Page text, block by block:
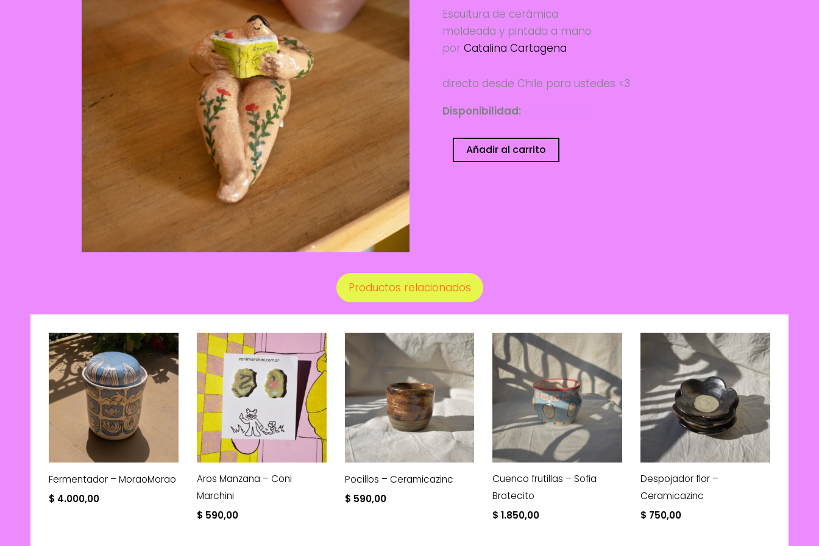
Escultura de cerámica
moldeada y pintada a mano
por Catalina Cartagena
directo desde Chile para ustedes <3
Disponibilidad:
LectoraAñadir al carrito
Productos relacionados
Fermentador – MoraoMorao
$ 4.000,00
Aros Manzana – Coni
Marchini
$ 590,00
Pocillos – Ceramicazinc
$ 590,00
Cuenco frutillas – Sofia
Brotecito
$ 1.850,00
Despojador flor –
Ceramicazinc
$ 750,00